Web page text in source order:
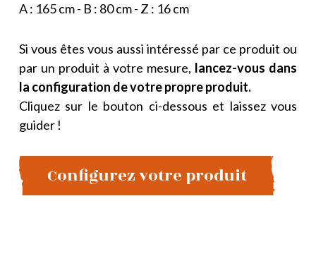
A : 165 cm - B : 80 cm - Z : 16 cm
Si vous êtes vous aussi intéressé par ce produit ou
par un produit à votre mesure, lancez-vous dans
la configuration de votre propre produit.
Cliquez sur le bouton ci-dessous et laissez vous
guider !
Configurez votre produit